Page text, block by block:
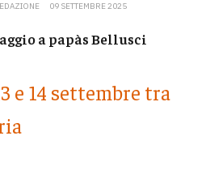
09 SETTEMBRE 2025
a papàs Bellusci
e 14 settembre tra